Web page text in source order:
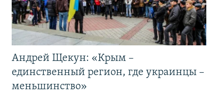
Андрей Щекун: «Крым –
единственный регион, где украинцы –
меньшинство»